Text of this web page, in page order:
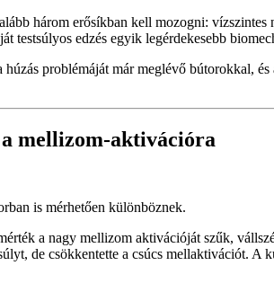
három erősíkban kell mozogni:
testsúlyos edzés egyik legérdekesebb
problémáját már meglévő bútorokkal,
mellizom-aktivációra
is mérhetően különböznek.
a nagy mellizom aktivációját szűk,
de csökkentette a csúcs mellaktivációt.